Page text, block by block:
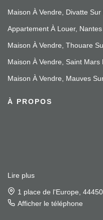
Maison À Vendre, Divatte Sur
Appartement À Louer, Nantes
Maison À Vendre, Thouare
Maison À Vendre, Saint Mars
Maison À Vendre, Mauves
À PROPOS
Lire plus
1 place de l'Europe,
Afficher le téléphone